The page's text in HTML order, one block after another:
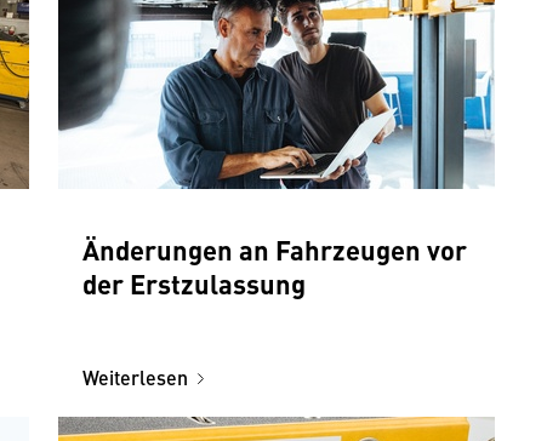
Änderungen an Fahrzeugen vor
der Erstzulassung
Weiterlesen